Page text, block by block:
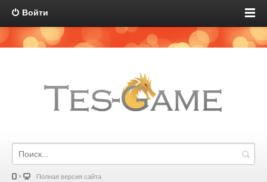
Войти
Полная версия сайта